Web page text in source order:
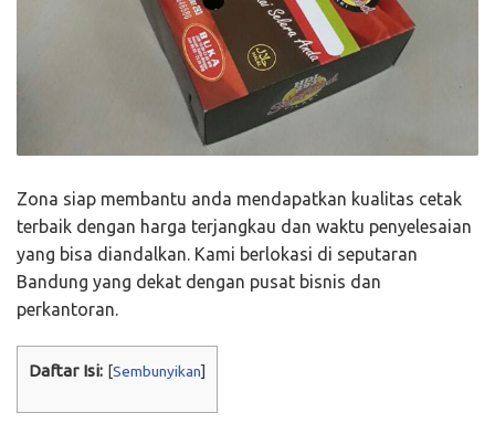
Zona siap membantu anda mendapatkan kualitas cetak
terbaik dengan harga terjangkau dan waktu penyelesaian
yang bisa diandalkan. Kami berlokasi di seputaran
Bandung yang dekat dengan pusat bisnis dan
perkantoran.
Daftar Isi: [Sembunyikan]